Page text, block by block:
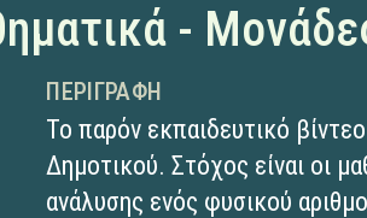
-
ΠΕΡΙΓΡΑΦΉ
Το παρόν εκπαιδευτικό
Δημοτικού. Στόχος είναι οι
ανάλυσης ενός φυσικού